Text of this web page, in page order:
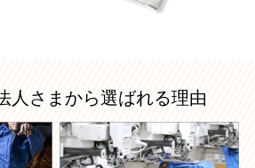
人さまから選ばれる理由